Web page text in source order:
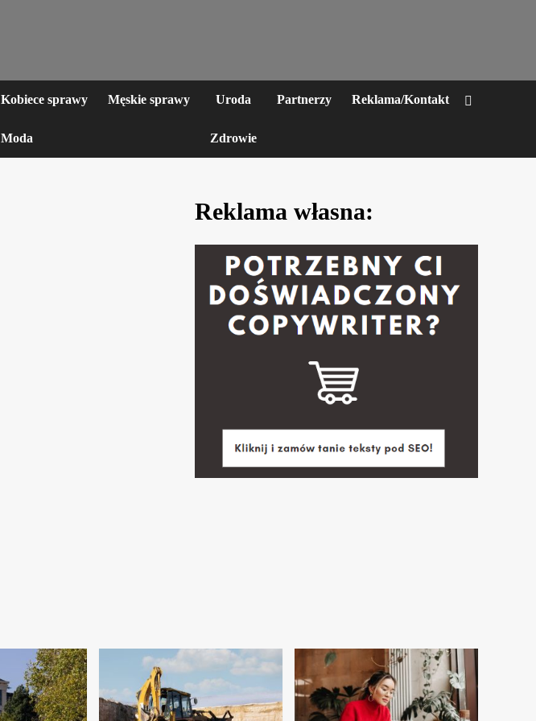
Kobiece sprawy
Moda
Męskie sprawy Uroda
Zdrowie
Partnerzy Reklama/Kontakt
Reklama własna: